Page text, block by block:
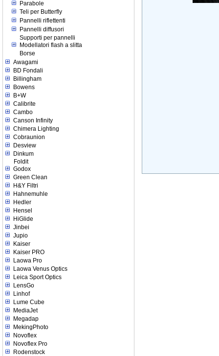
Parabole
Teli per Butterfly
Pannelli riflettenti
Pannelli diffusori
Supporti per pannelli
Modellatori flash a slitta
Borse
Awagami
BD Fondali
Billingham
Bowens
B+W
Calibrite
Cambo
Canson Infinity
Chimera Lighting
Cobraunion
Desview
Dinkum
Foldit
Godox
Green Clean
H&Y Filtri
Hahnemuhle
Hedler
Hensel
HiGlide
Jinbei
Jupio
Kaiser
Kaiser PRO
Laowa Pro
Laowa Venus Optics
Leica Sport Optics
LensGo
Linhof
Lume Cube
MediaJet
Megadap
MekingPhoto
Novoflex
Novoflex Pro
Rodenstock